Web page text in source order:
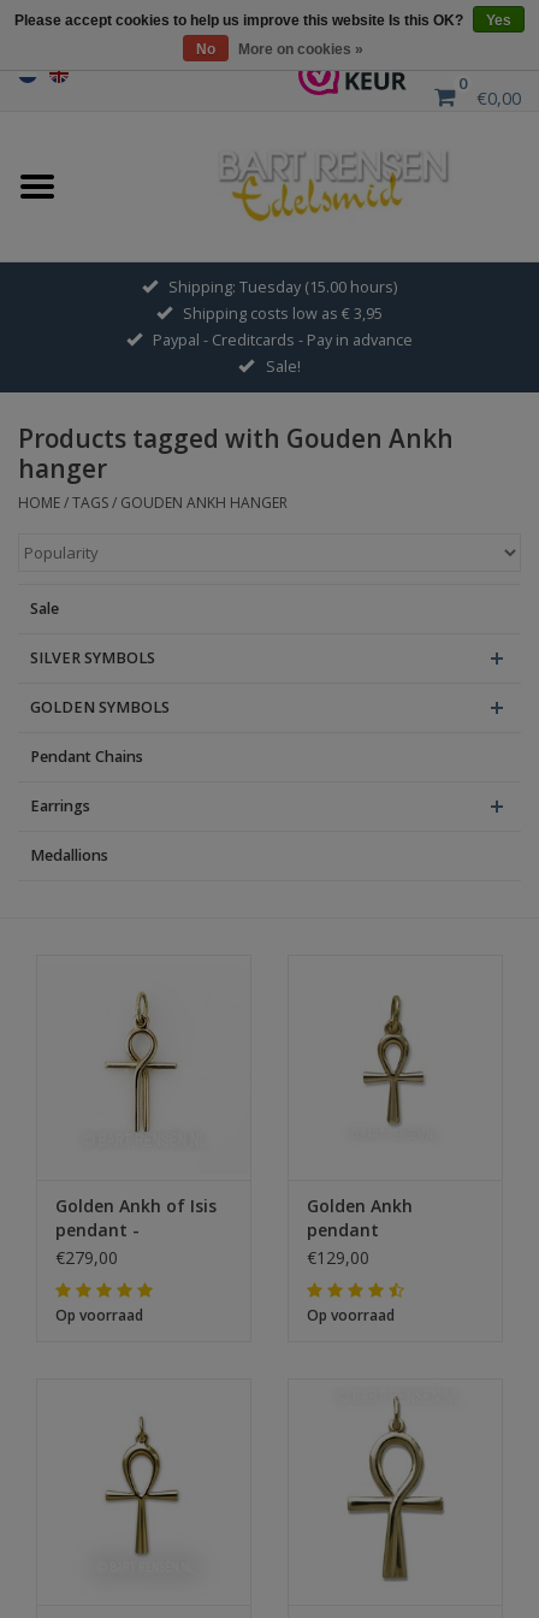
0
€0,00
Sale
GOLDEN SYMBOLS
Pendant Chains
Earrings
Shipping: Tuesday (15.00 hours)
Shipping costs low as € 3,95
Paypal - Creditcards - Pay in advance
Sale!
Products tagged with Gouden Ankh
hanger
HOME/TAGS/ GOUDEN ANKH HANGER
Sale
SILVER SYMBOLS
GOLDEN SYMBOLS
Pendant Chains
Earrings
Medallions
Golden Ankh of Isis
pendant -
€279,00
Op voorraad
Golden Ankh
pendant
€129,00
Op voorraad
Please accept cookies to help us improve this website Is this OK?
Yes
No
More on cookies »